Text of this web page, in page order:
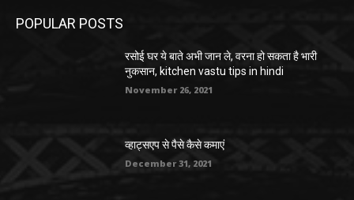
POPULAR POSTS
रसोई घर ये बाते अभी जान ले, वरना हो सकता है भारी
नुकसान, kitchen vastu tips in hindi
November 26, 2021
व्हाट्सएप से पैसे कैसे कमाएं
December 31, 2021